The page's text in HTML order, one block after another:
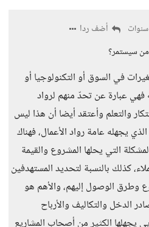
أضف ردا
سيستمر؟
في السوق أو التكنولوجيا أو
فهي عبارة عن تحدّ منهم لرواد
والتعلم وأعتقد أيضا أن هذا ليس
يجهله عامة رواد الأعمال، فهناك
التي يحلها المشروع والقيمة
كذلك بالنسبة لتحديد المستهدفين
وطرق الوصول إليهم، والأهم هو
الدخل والتكاليف والأرباح